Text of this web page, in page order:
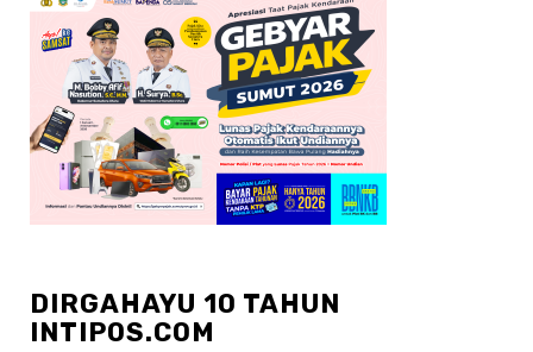
DIRGAHAYU 10 TAHUN
INTIPOS.COM